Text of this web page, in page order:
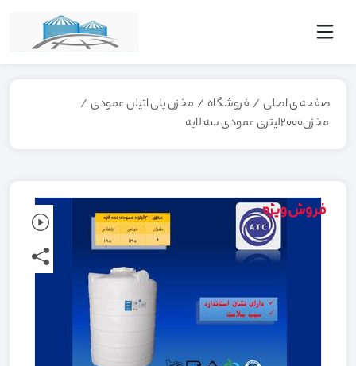
صفحه ی اصلی / فروشگاه / مخزن پلی اتیلن عمودی /
مخزن2000لیتری عمودی سه لایه